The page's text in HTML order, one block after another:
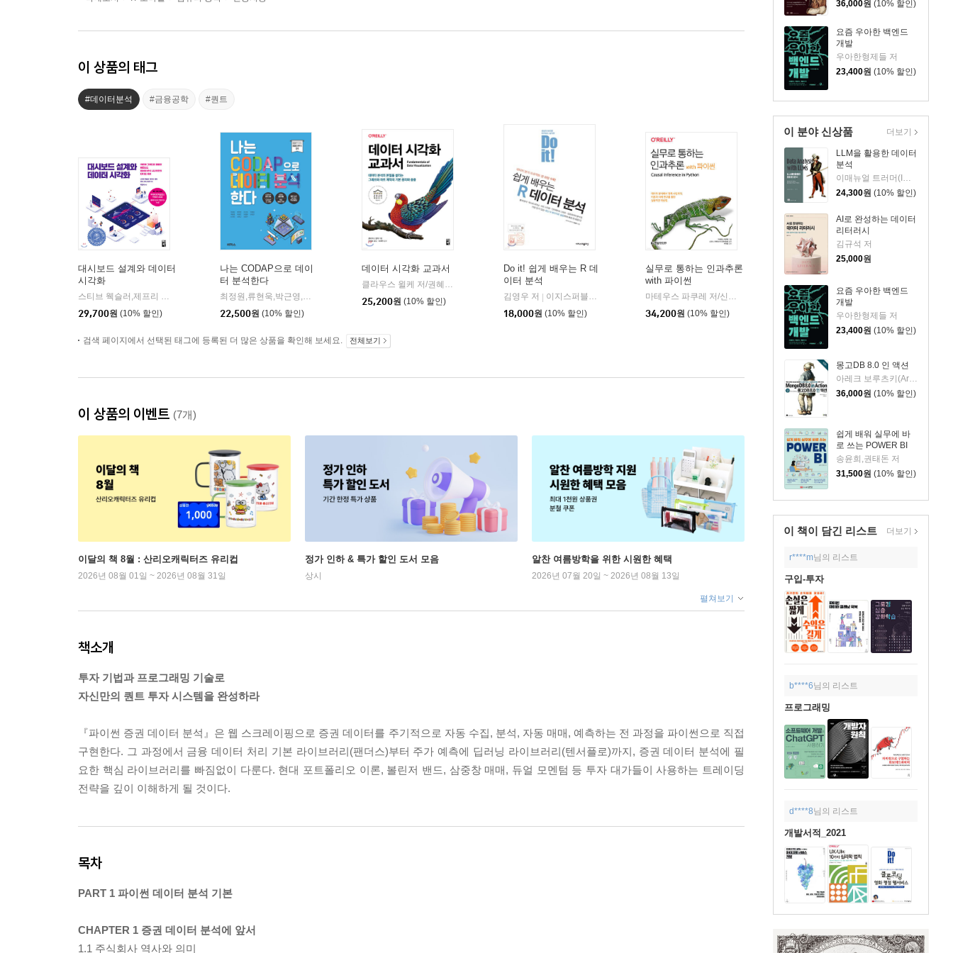
36,000원 (10% 할인)
요즘 우아한 백엔드
개발
우아한형제들 저
23,400원 (10% 할인)
이 분야 신상품
LLM을 활용한 데이터
분석
24,300원 (10% 할인)
AI로 완성하는 데이터
리터러시
김규석 저
25,000원
요즘 우아한 백엔드
개발
우아한형제들 저
23,400원 (10% 할인)
몽고DB 8.0 인 액션
아레크 보루츠키(Arek Borucki) 저/김인범 역
36,000원 (10% 할인)
쉽게 배워 실무에 바
로 쓰는 POWER BI
송윤희,권태돈 저
31,500원 (10% 할인)
더보기
이 책이 담긴 리스트 더보기
r****m님의 리스트
구입-투자
b****6님의 리스트
프로그래밍
d****8님의 리스트
개발서적_2021
이 상품의 태그
#데이터분석 #금융공학 #퀀트
대시보드 설계와 데이터
시각화
스티브 웩슬러,제프리 섀퍼,앤디 코트그리브 공저/최윤석 역 | 책만
29,700원 (10% 할인)
나는 CODAP으로 데이
터 분석한다
최정원,류현욱,박근영,박예람,유동호,유하연,이완범 등저 | 씨마스
22,500원 (10% 할인)
데이터 시각화 교과서
클라우스 윌케 저/권혜정 역/최재원 감수 | 책만
25,200원 (10% 할인)
Do it! 쉽게 배우는 R 데
이터 분석
김영우 저
이지스퍼블리싱
18,000원 (10% 할인)
실무로 통하는 인과추론
with 파이썬
마테우스 파쿠레 저/신진수,가짜연구소 인과추론팀 공역/박지용 감수 | 한빛미디어
34,200원 (10% 할인)
검색 페이지에서 선택된 태그에 등록된 더 많은 상품을 확인해 보세요. 전체보기
이 상품의 이벤트 (7개)
이달의 책 8월 : 산리오캐릭터즈 유리컵
2026년 08월 01일 ~ 2026년 08월 31일
정가 인하 & 특가 할인 도서 모음
상시
알찬 여름방학을 위한 시원한 혜택
2026년 07월 20일 ~ 2026년 08월 13일
펼쳐보기
책소개
투자 기법과 프로그래밍 기술로
자신만의 퀀트 투자 시스템을 완성하라
『파이썬 증권 데이터 분석』은 웹 스크레이핑으로 증권 데이터를 주기적으로 자동 수집, 분석, 자동 매매, 예측하는 전 과정을 파이썬으로 직접
구현한다. 그 과정에서 금융 데이터 처리 기본 라이브러리(팬더스)부터 주가 예측에 딥러닝 라이브러리(텐서플로)까지, 증권 데이터 분석에 필
요한 핵심 라이브러리를 빠짐없이 다룬다. 현대 포트폴리오 이론, 볼린저 밴드, 삼중창 매매, 듀얼 모멘텀 등 투자 대가들이 사용하는 트레이딩
전략을 깊이 이해하게 될 것이다.
목차
PART 1 파이썬 데이터 분석 기본
CHAPTER 1 증권 데이터 분석에 앞서
1.1 주식회사 역사와 의미